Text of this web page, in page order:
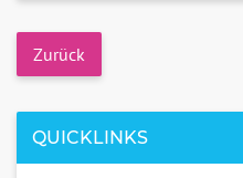
Zurück
QUICKLINKS